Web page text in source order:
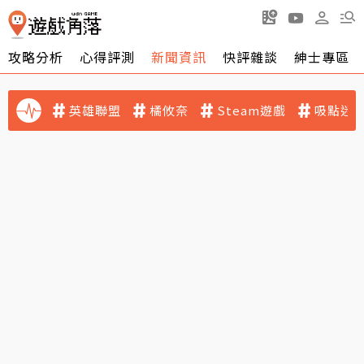
攻略分析 心得評測 新聞資訊 快評雜談 紳士專區
英雄聯盟 橘攸奈 Steam遊戲 吸點迷